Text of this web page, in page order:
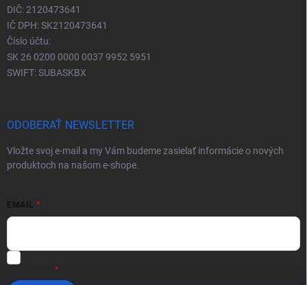
DIČ: 2120473641
IČ DPH: SK2120473641
Číslo účtu:
SK 26 0200 0000 0037 9952 5951
SWIFT: SUBASKBX
ODOBERAŤ NEWSLETTER
Vložte svoj e-mail a my Vám budeme zasielať informácie o nových
produktoch na našom e-shope.
EMAIL